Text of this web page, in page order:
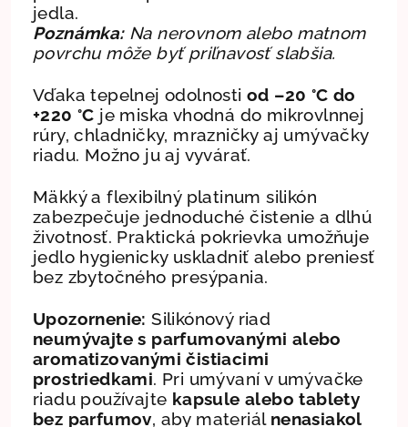
jedla.
Poznámka:Na nerovnom alebo matnom
povrchu môže byť priľnavosť slabšia.
Vďaka tepelnej odolnosti od –20 °C do
+220 °C je miska vhodná do mikrovlnnej
rúry, chladničky, mrazničky aj umývačky
riadu. Možno ju aj vyvárať.
Mäkký a flexibilný platinum silikón
zabezpečuje jednoduché čistenie a dlhú
životnosť. Praktická pokrievka umožňuje
jedlo hygienicky uskladniť alebo preniesť
bez zbytočného presýpania.
Upozornenie: Silikónový riad
neumývajte s parfumovanými alebo
aromatizovanými čistiacimi
prostriedkami. Pri umývaní v umývačke
riadu používajte kapsule alebo tablety
bez parfumov, aby materiál nenasiakol